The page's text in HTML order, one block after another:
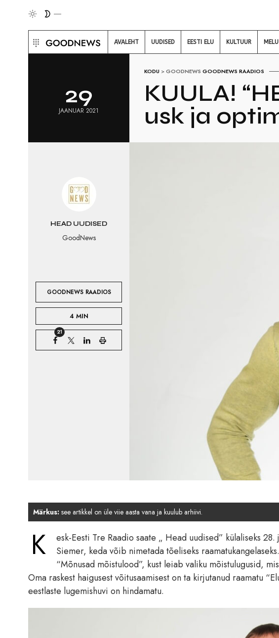
AVALEHT UUDISED EESTI ELU KULTUUR MELU
29
JAANUAR 2021
KODU >GOODNEWS GOODNEWS RAADIOS
KUULA!
usk ja
HEAD UUDISED
GoodNews
GOODNEWS RAADIOS
4 MIN
21
Märkus: see artikkel on üle viie aasta vana ja kuulub arhiivi.
K
esk-Eesti Tre Raadio saate „ Head uudised” külaliseks
Siemer, keda võib nimetada tõeliseks
“Mõnusad mõistulood”, kust leiab valiku mõistulugusid,
Oma raskest haigusest võitusaamisest on ta kirjutanud raamatu
eestlaste lugemishuvi on hindamatu.